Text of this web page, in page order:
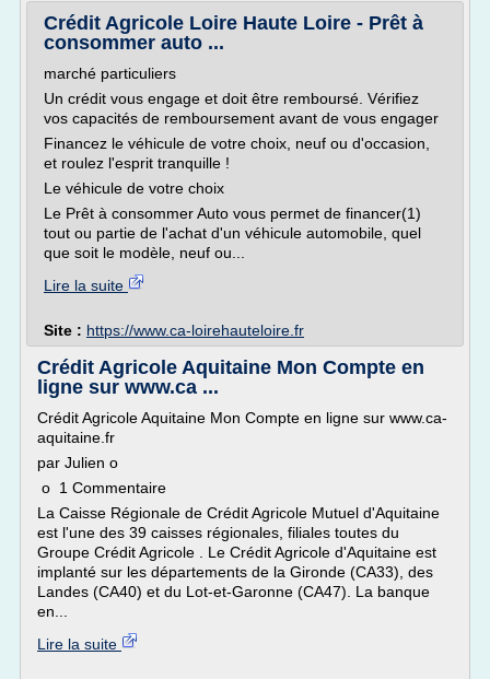
Crédit Agricole Loire Haute Loire - Prêt à
consommer auto ...
marché particuliers
Un crédit vous engage et doit être remboursé. Vérifiez
vos capacités de remboursement avant de vous engager
Financez le véhicule de votre choix, neuf ou d'occasion,
et roulez l'esprit tranquille !
Le véhicule de votre choix
Le Prêt à consommer Auto vous permet de financer(1)
tout ou partie de l'achat d'un véhicule automobile, quel
que soit le modèle, neuf ou...
Lire la suite
Site : https://www.ca-loirehauteloire.fr
Crédit Agricole Aquitaine Mon Compte en
ligne sur www.ca ...
Crédit Agricole Aquitaine Mon Compte en ligne sur www.ca-
aquitaine.fr
par Julien o
o 1 Commentaire
La Caisse Régionale de Crédit Agricole Mutuel d'Aquitaine
est l'une des 39 caisses régionales, filiales toutes du
Groupe Crédit Agricole . Le Crédit Agricole d'Aquitaine est
implanté sur les départements de la Gironde (CA33), des
Landes (CA40) et du Lot-et-Garonne (CA47). La banque
en...
Lire la suite